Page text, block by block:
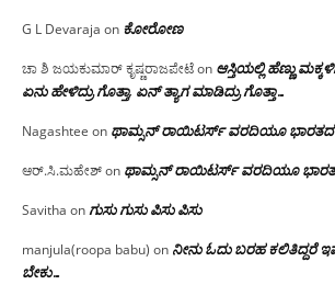
G L Devaraja on ಕೋರೋಣ
ಚಾ ಶಿ ಜಯಕುಮಾರ್ ಕೃಷ್ಣರಾಜಪೇಟೆon ಆಸ್ತಿಯಲ್ಲಿ ಹೆಣ್ಣು
ಏನು ಹೇಳಿದ್ರು ಗೊತ್ತಾ, ಏನ್ ತ್ಯಾಗ ಮಾಡಿದ್ರು ಗೊತ್ತಾ…
Nagashtee on ಥಾಮ್ಸನ್ ರಾಯಿಟರ್ಸ್ ವರದಿಯೂ
ಆರ್.ಸಿ.ಮಹೇಶ್on ಥಾಮ್ಸನ್ ರಾಯಿಟರ್ಸ್ ವರದಿಯೂ
Savitha onಗುಸು ಗುಸು ಪಿಸು ಪಿಸು
manjula(roopa babu) on ನೀನು ಓದು ಬರಹ
ಬೇಕು…